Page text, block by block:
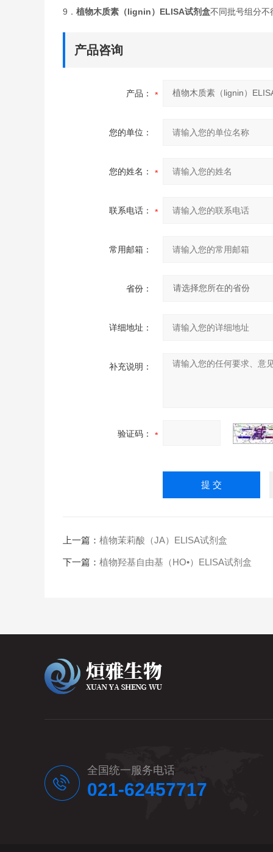
9． 植物木质素（lignin）ELISA试剂盒不同批号组分不
产品咨询
产品：
您的单位：
您的姓名：
联系电话：
常用邮箱：
省份：
详细地址：
补充说明：
验证码：
上一篇： 植物茉莉酸（JA）ELISA试剂盒
下一篇： 植物羟基自由基（HO•）ELISA试剂盒
全国统一服务电话
021-62457717